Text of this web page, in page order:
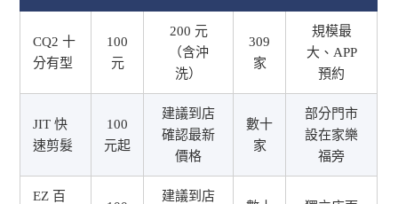
CQ2 十
分有型
100
元
200 元
（含沖
洗）
309
家
規模最
大、APP
預約
JIT 快
速剪髮
100
元起
建議到店
確認最新
價格
數十
家
部分門市
設在家樂
福旁
EZ 百
建議到店